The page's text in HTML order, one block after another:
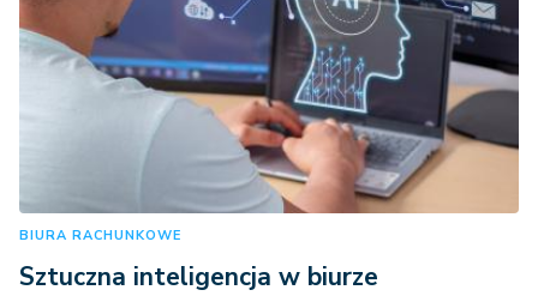
BIURA RACHUNKOWE
Sztuczna inteligencja w biurze